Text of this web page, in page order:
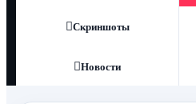
Скриншоты
Новости